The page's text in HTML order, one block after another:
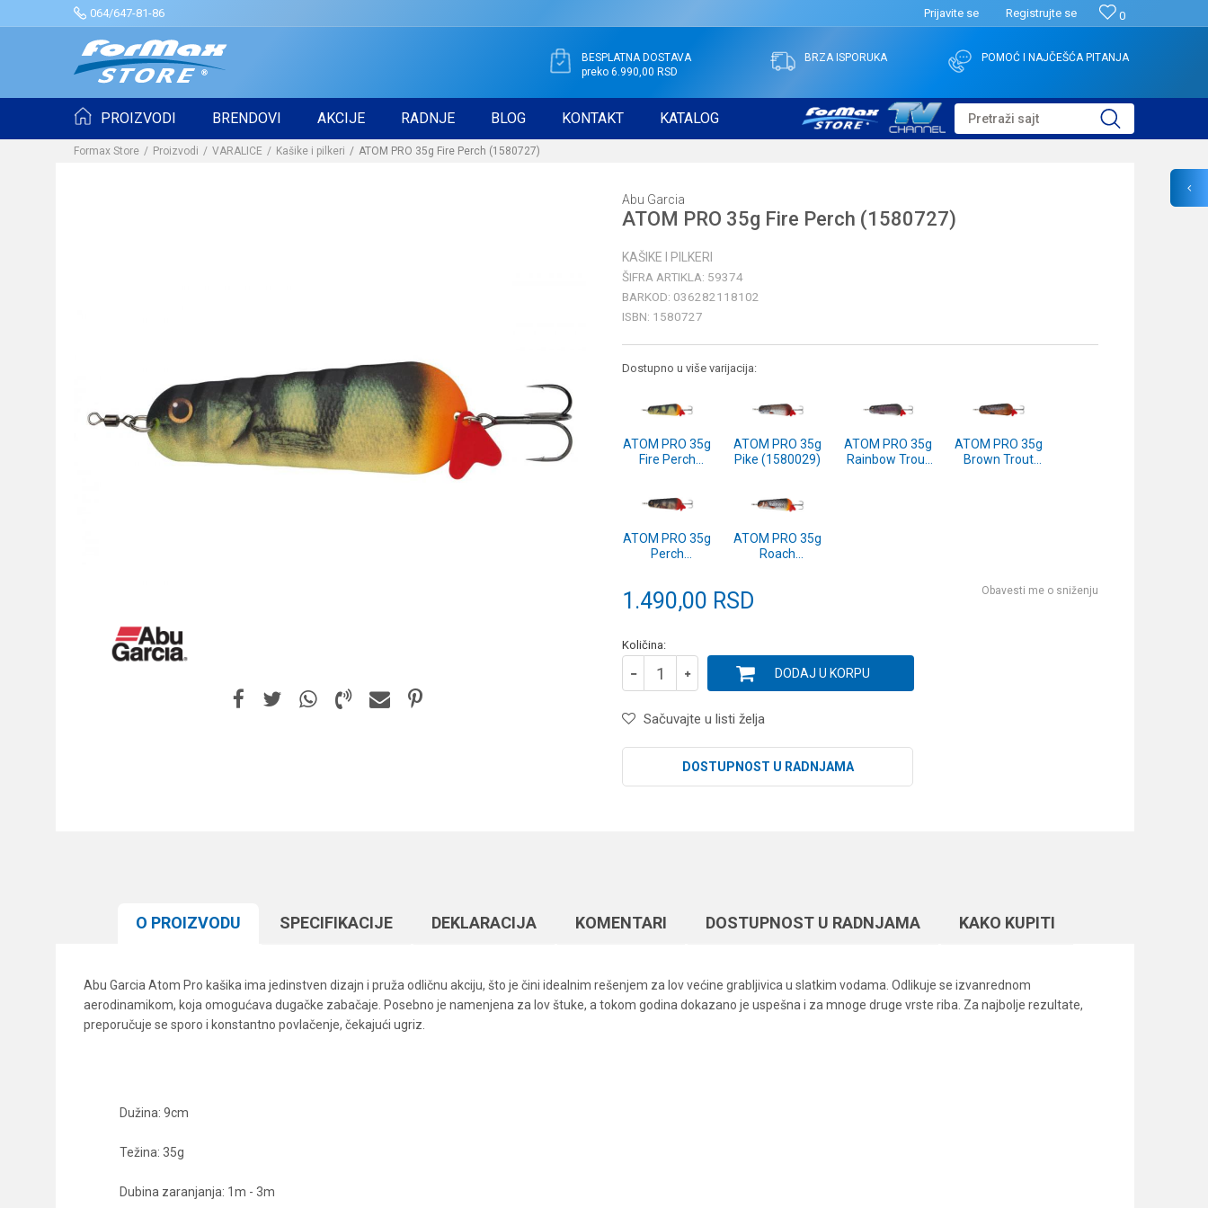
064/647-81-86 0
Prijavite se Registrujte se
BESPLATNA DOSTAVA
preko 6.990,00 RSD
BRZA ISPORUKA POMOĆ I NAJČEŠĆA PITANJA
PROIZVODI BRENDOVI AKCIJE RADNJE BLOG KONTAKT KATALOG Pretraži sajt
Formax Store Proizvodi VARALICE Kašike i pilkeri ATOM PRO 35g Fire Perch (1580727)
Abu Garcia
ATOM PRO 35g Fire Perch (1580727)
KAŠIKE I PILKERI
ŠIFRA ARTIKLA: 59374
BARKOD: 036282118102
ISBN: 1580727
Dostupno u više varijacija:
ATOM PRO 35g
Fire Perch
ATOM PRO 35g
Pike (1580029)
ATOM PRO 35g
Rainbow Trout
ATOM PRO 35g
Brown Trout
ATOM PRO 35g
Perch
ATOM PRO 35g
Roach
1.490,00 RSD Obavesti me o sniženju
Količina:
DODAJ U KORPU
Sačuvajte u listi želja
DOSTUPNOST U RADNJAMA
O PROIZVODU SPECIFIKACIJЕ DEKLARACIJA KOMENTARI DOSTUPNOST U RADNJAMA KAKO KUPITI
Abu Garcia Atom Pro kašika ima jedinstven dizajn i pruža odličnu akciju, što je čini idealnim rešenjem za lov većine grabljivica u slatkim vodama. Odlikuje se izvanrednom
aerodinamikom, koja omogućava dugačke zabačaje. Posebno je namenjena za lov štuke, a tokom godina dokazano je uspešna i za mnoge druge vrste riba. Za najbolje rezultate,
preporučuje se sporo i konstantno povlačenje, čekajući ugriz.
Dužina: 9cm
Težina: 35g
Dubina zaranjanja: 1m - 3m